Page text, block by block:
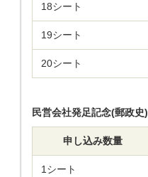
18シート
19シート
20シート
民営会社発足記念(郵政史)
申し込み数量
1シート